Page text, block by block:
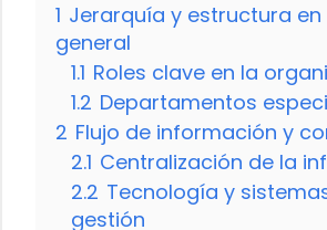
1 Jerarquía y estructura en
general
1.1 Roles clave en la
1.2 Departamentos
2 Flujo de información y
2.1 Centralización de la
2.2 Tecnología y
gestión